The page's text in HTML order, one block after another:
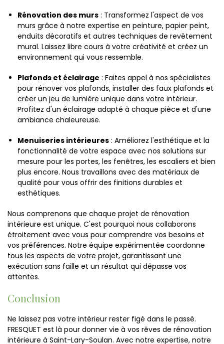
Rénovation des murs : Transformez l'aspect de vos
murs grâce à notre expertise en peinture, papier peint,
enduits décoratifs et autres techniques de revêtement
mural. Laissez libre cours à votre créativité et créez un
environnement qui vous ressemble.
Plafonds et éclairage : Faites appel à nos spécialistes
pour rénover vos plafonds, installer des faux plafonds et
créer un jeu de lumière unique dans votre intérieur.
Profitez d'un éclairage adapté à chaque pièce et d'une
ambiance chaleureuse.
Menuiseries intérieures : Améliorez l'esthétique et la
fonctionnalité de votre espace avec nos solutions sur
mesure pour les portes, les fenêtres, les escaliers et bien
plus encore. Nous travaillons avec des matériaux de
qualité pour vous offrir des finitions durables et
esthétiques.
Nous comprenons que chaque projet de rénovation
intérieure est unique. C'est pourquoi nous collaborons
étroitement avec vous pour comprendre vos besoins et
vos préférences. Notre équipe expérimentée coordonne
tous les aspects de votre projet, garantissant une
exécution sans faille et un résultat qui dépasse vos
attentes.
Conclusion
Ne laissez pas votre intérieur rester figé dans le passé.
FRESQUET est là pour donner vie à vos rêves de rénovation
intérieure à Saint-Lary-Soulan. Avec notre expertise, notre